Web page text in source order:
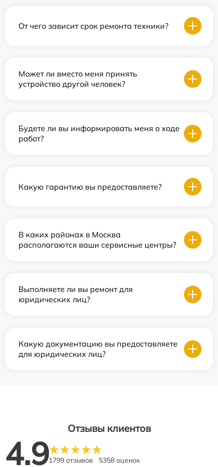
От чего зависит срок ремонта техники?
Может ли вместо меня принять
устройство другой человек?
Будете ли вы информировать меня о ходе
работ?
Какую гарантию вы предоставляете?
В каких районах в Москва
располагаются ваши сервисные центры?
Выполняете ли вы ремонт для
юридических лиц?
Какую документацию вы предоставляете
для юридических лиц?
Отзывы клиентов
4.91799 отзывов 5358 оценок